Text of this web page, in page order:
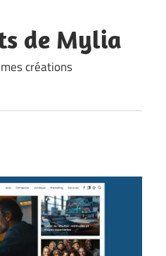
de Mylia
créations